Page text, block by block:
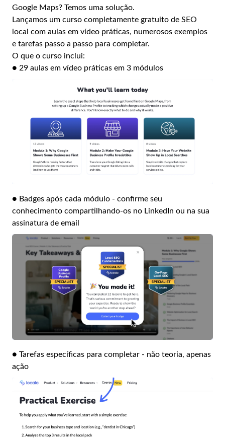
Google Maps? Temos uma solução.
Lançamos um curso completamente gratuito de SEO
local com aulas em vídeo práticas, numerosos exemplos
e tarefas passo a passo para completar.
O que o curso inclui:
● 29 aulas em vídeo práticas em 3 módulos
● Badges após cada módulo - confirme seu
conhecimento compartilhando-os no LinkedIn ou na sua
assinatura de email
● Tarefas específicas para completar - não teoria, apenas
ação